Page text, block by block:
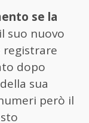
se la
suo nuovo
registrare
dopo
sua
però il